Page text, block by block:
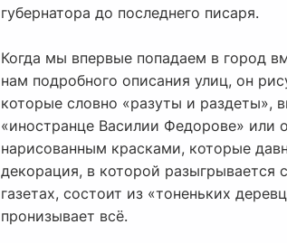
губернатора до последнего писаря.
Когда мы впервые попадаем в город
нам подробного описания улиц, он
которые словно «разуты и раздеты»,
«иностранце Василии Федорове» или
нарисованным красками, которые
декорация, в которой разыгрывается
газетах, состоит из «тоненьких
пронизывает всё.